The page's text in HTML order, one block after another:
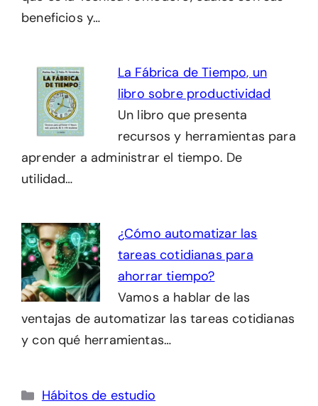
beneficios y…
La Fábrica de Tiempo, un
libro sobre productividad
Un libro que presenta
recursos y herramientas para
aprender a administrar el tiempo. De
utilidad…
¿Cómo automatizar las
tareas cotidianas para
ahorrar tiempo?
Vamos a hablar de las
ventajas de automatizar las tareas cotidianas
y con qué herramientas…
Categorías
Hábitos de estudio